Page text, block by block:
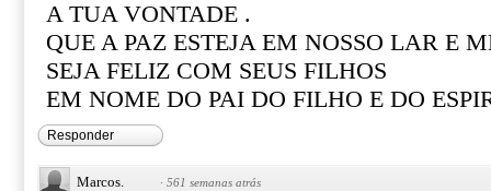
A TUA VONTADE .
QUE A PAZ ESTEJA EM NOSSO LAR E
SEJA FELIZ COM SEUS FILHOS
EM NOME DO PAI DO FILHO E DO
Responder
Marcos. · 561 semanas atrás